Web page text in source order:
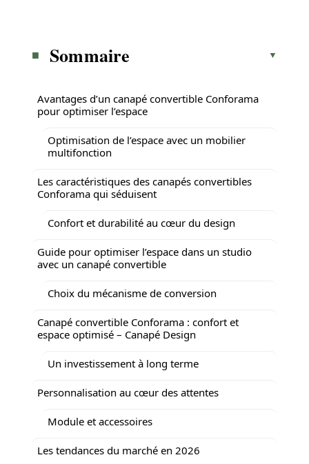
Sommaire
Avantages d’un canapé convertible Conforama
pour optimiser l’espace
Optimisation de l’espace avec un mobilier
multifonction
Les caractéristiques des canapés convertibles
Conforama qui séduisent
Confort et durabilité au cœur du design
Guide pour optimiser l’espace dans un studio
avec un canapé convertible
Choix du mécanisme de conversion
Canapé convertible Conforama : confort et
espace optimisé – Canapé Design
Un investissement à long terme
Personnalisation au cœur des attentes
Module et accessoires
Les tendances du marché en 2026